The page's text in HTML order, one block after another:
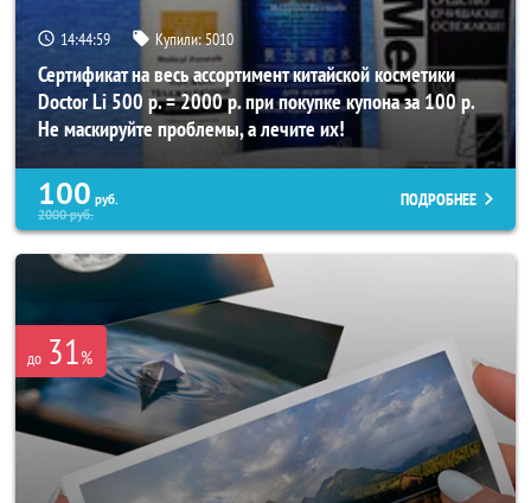
14:44:56 Купили:5010
Сертификат на весь ассортимент китайской косметики
Doctor Li 500 р. = 2000 р. при покупке купона за 100 р.
Не маскируйте проблемы, а лечите их!
100 руб.
2000руб.
ПОДРОБНЕЕ
до 31%